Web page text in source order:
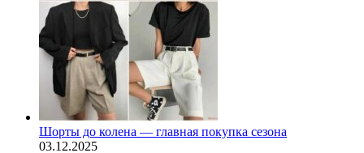
Шорты до колена — главная покупка сезона
03.12.2025